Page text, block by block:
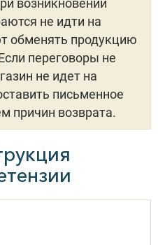
возникновении
не идти на
обменять продукцию
переговоры не
не идет на
письменное
причин возврата.